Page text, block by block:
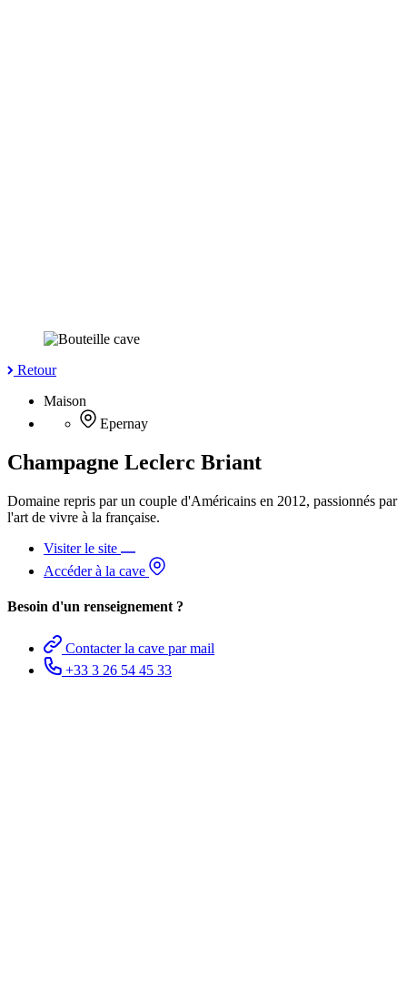
Retour
Maison
Epernay
Champagne Leclerc Briant
Domaine repris par un couple d'Américains en 2012, passionnés par
l'art de vivre à la française.
Visiter le site
Accéder à la cave
Besoin d'un renseignement ?
Contacter la cave par mail
+33 3 26 54 45 33